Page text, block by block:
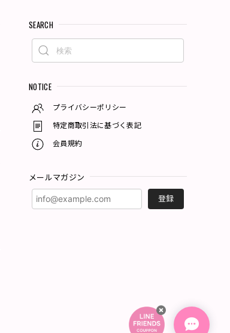
SEARCH
NOTICE
プライバシーポリシー
特定商取引法に基づく表記
会員規約
メールマガジン
登録